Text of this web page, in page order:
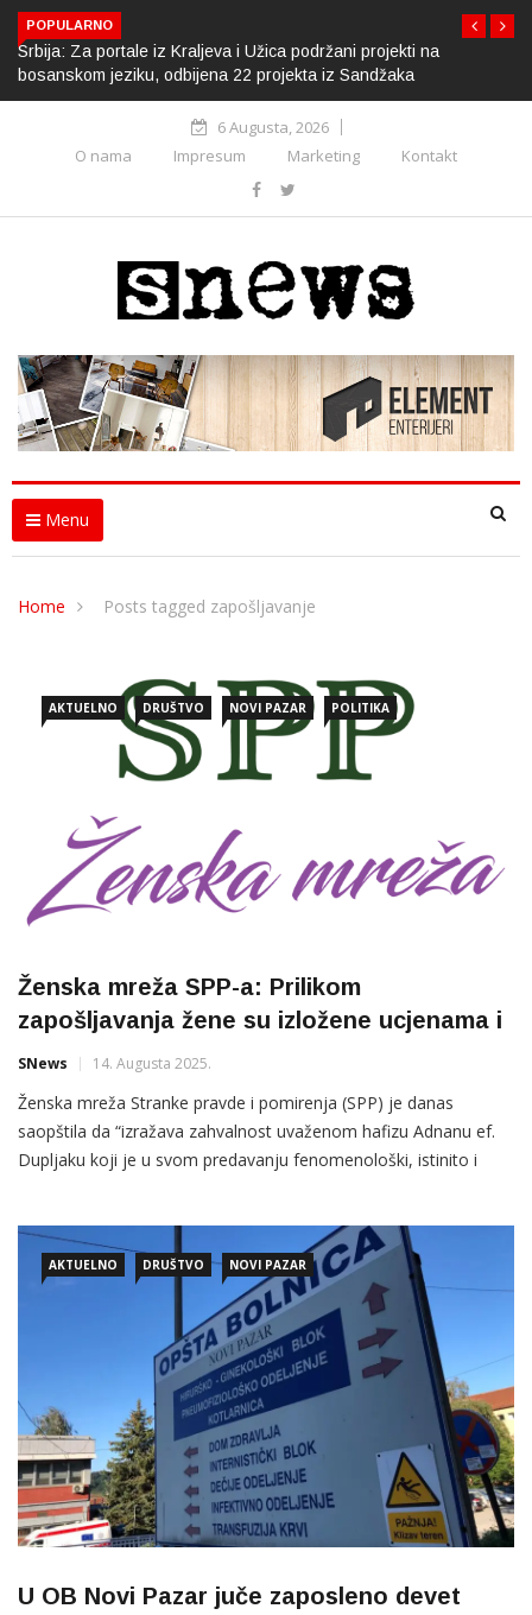
POPULARNO
Srbija: Za portale iz Kraljeva i Užica podržani projekti na
bosanskom jeziku, odbijena 22 projekta iz Sandžaka
6 Augusta, 2026
O nama
Impresum Marketing Kontakt
Menu
Home Posts tagged zapošljavanje
AKTUELNO DRUŠTVO NOVI PAZAR POLITIKA
Ženska mreža SPP-a: Prilikom
zapošljavanja žene su izložene ucjenama i
SNews 14. Augusta 2025.
Ženska mreža Stranke pravde i pomirenja (SPP) je danas
saopštila da “izražava zahvalnost uvaženom hafizu Adnanu ef.
Dupljaku koji je u svom predavanju fenomenološki, istinito i
AKTUELNO DRUŠTVO NOVI PAZAR
U OB Novi Pazar juče zaposleno devet